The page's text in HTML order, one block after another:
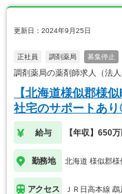
更新日：2024年9月25日
正社員 調剤薬局 募集停止
調剤薬局の薬剤師求人（法
【北海道様似郡様
社宅のサポートあ
給与 【年収】650
勤務地 北海道 様似郡様
アクセス ＪＲ日高本線 鵡